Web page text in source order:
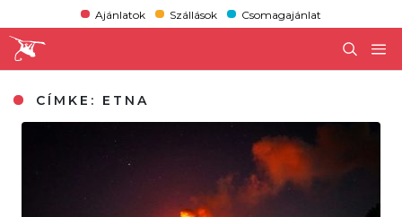
Ajánlatok Szállások Csomagajánlat
CÍMKE: ETNA